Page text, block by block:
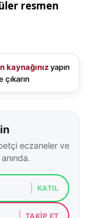
kaynağınızyapın
eczaneler ve
KATIL
TAKIP ET